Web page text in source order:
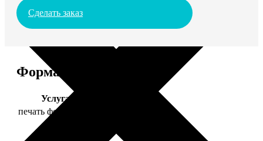
Сделать заказ
Форматы и цены
Услуга
печать фото 15х15